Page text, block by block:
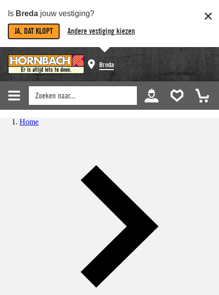
Is Breda jouw vestiging?
JA, DAT KLOPT Andere vestiging kiezen
Breda
Home